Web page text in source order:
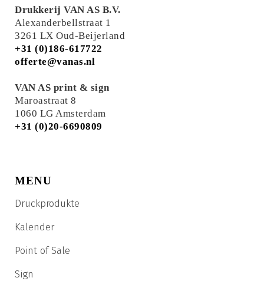
Drukkerij VAN AS B.V.
Alexanderbellstraat 1
3261 LX Oud-Beijerland
+31 (0)186-617722
offerte@vanas.nl
VAN AS print & sign
Maroastraat 8
1060 LG Amsterdam
+31 (0)20-6690809
MENU
Druckprodukte
Kalender
Point of Sale
Sign